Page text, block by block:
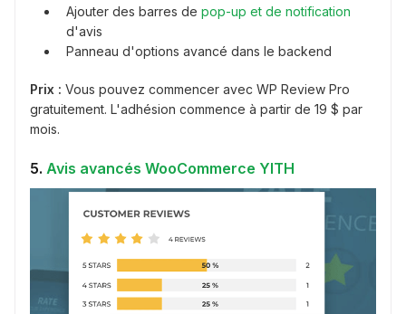
Ajouter des barres de pop-up et de notification
d'avis
Panneau d'options avancé dans le backend
Prix : Vous pouvez commencer avec WP Review Pro
gratuitement. L'adhésion commence à partir de 19 $ par
mois.
5. Avis avancés WooCommerce YITH